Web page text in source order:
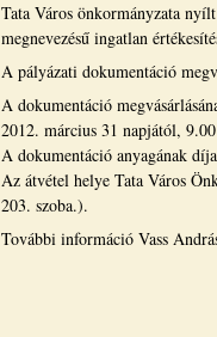
Tata Város önkormányzata
megnevezésű ingatlan
A pályázati dokumentáció
A dokumentáció
2012. március 31 napjától,
A dokumentáció anyagának
Az átvétel helye Tata Város
203. szoba.).
További információ Vass